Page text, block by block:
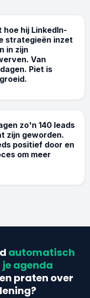
hij LinkedIn-
strategieën inzet
in zijn
Van
Piet is
zo'n 140 leads
zijn geworden.
positief door en
om meer
automatisch
agenda
praten over